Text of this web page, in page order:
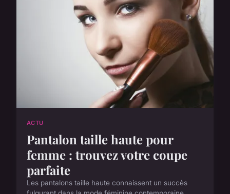
ACTU
Pantalon taille haute pour
femme : trouvez votre coupe
parfaite
Les pantalons taille haute connaissent un succès